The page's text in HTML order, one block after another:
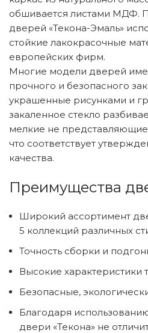
обшивается листами МДФ.
дверей «Текона-Эмаль»
стойкие лакокрасочные
европейских фирм.
Многие модели дверей
прочного и безопасного
украшенные рисунками и
закаленное стекло
мелкие не представляющие
что соответствует
качества.
Преимущества
Широкий ассортимент
5 коллекций различных
Точность сборки и
Высокие характеристики
Безопасные,
Благодаря
двери «Текона» не